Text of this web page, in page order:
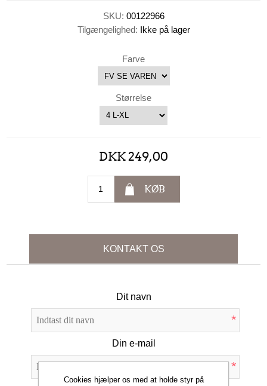
SKU: 00122966
Tilgængelighed: Ikke på lager
Farve
Størrelse
DKK 249,00
KØB
KONTAKT OS
Dit navn
*
Din e-mail
*
Cookies hjælper os med at holde styr på